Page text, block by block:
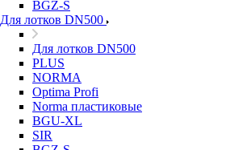
BGZ-S
Для лотков DN500
Для лотков DN500
PLUS
NORMA
Optima Profi
Norma пластиковые
BGU-XL
SIR